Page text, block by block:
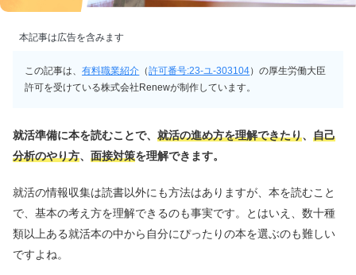
本記事は広告を含みます
この記事は、有料職業紹介 （許可番号:23-ユ-303104）の厚生労働大臣
許可を受けている株式会社Renewが制作しています。
就活準備に本を読むことで、 就活の進め方を理解できたり、 自己
分析のやり方、 面接対策を理解できます。
就活の情報収集は読書以外にも方法はありますが、本を読むこと
で、基本の考え方を理解できるのも事実です。とはいえ、数十種
類以上ある就活本の中から自分にぴったりの本を選ぶのも難しい
ですよね。